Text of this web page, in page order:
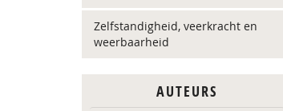
Zelfstandigheid, veerkracht en
weerbaarheid
AUTEURS